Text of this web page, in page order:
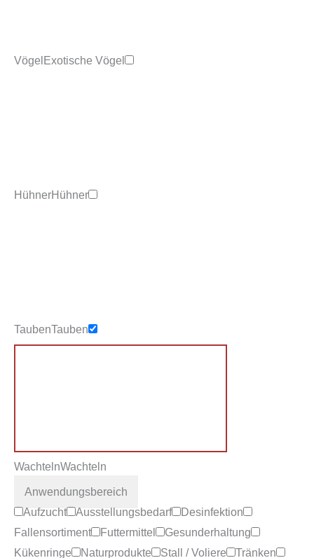
Vögel Exotische Vögel
HühnerHühner
TaubenTauben
WachtelnWachteln
Anwendungsbereich
Aufzucht
Ausstellungsbedarf
Desinfektion
Fallensortiment
Futtermittel
Gesunderhaltung
Kükenringe
Naturprodukte Stall / Voliere Tränken